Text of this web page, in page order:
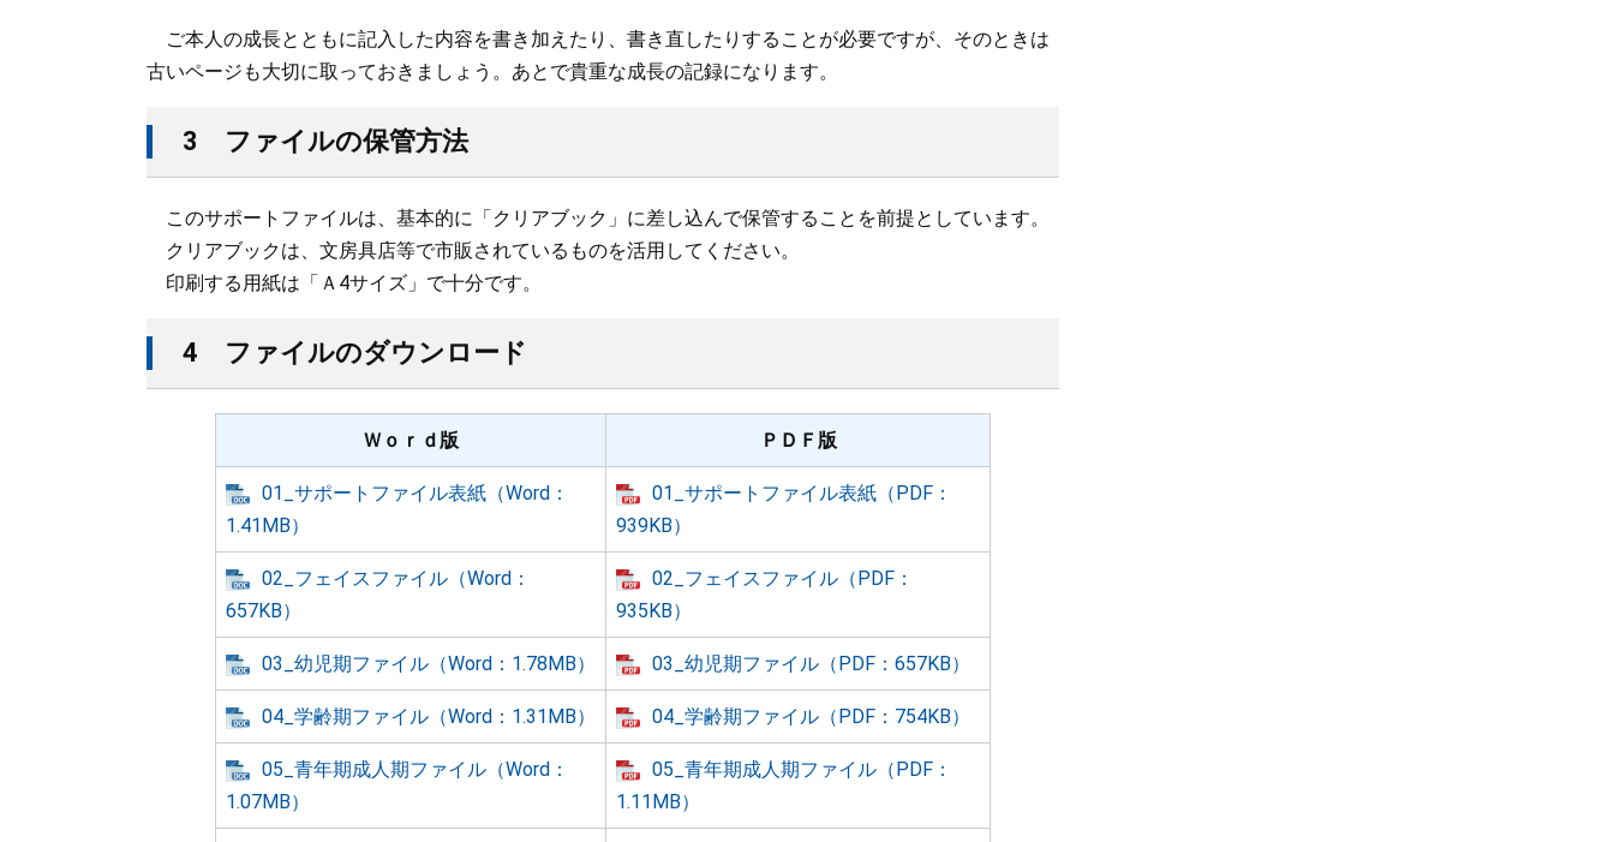
ご本人の成長とともに記入した内容を書き加えたり、書き直したりすることが必要ですが、そのときは
古いページも大切に取っておきましょう。あとで貴重な成長の記録になります。
3 ファイルの保管方法
このサポートファイルは、基本的に「クリアブック」に差し込んで保管することを前提としています。
クリアブックは、文房具店等で市販されているものを活用してください。
印刷する用紙は「Ａ4サイズ」で十分です。
4 ファイルのダウンロード
Ｗｏｒｄ版 ＰＤＦ版
01_サポートファイル表紙（Word：
1.41MB）
01_サポートファイル表紙（PDF：
939KB）
02_フェイスファイル（Word：
657KB）
02_フェイスファイル（PDF：
935KB）
03_幼児期ファイル（Word：1.78MB） 03_幼児期ファイル（PDF：657KB）
04_学齢期ファイル（Word：1.31MB） 04_学齢期ファイル（PDF：754KB）
05_青年期成人期ファイル（Word：
1.07MB）
05_青年期成人期ファイル（PDF：
1.11MB）